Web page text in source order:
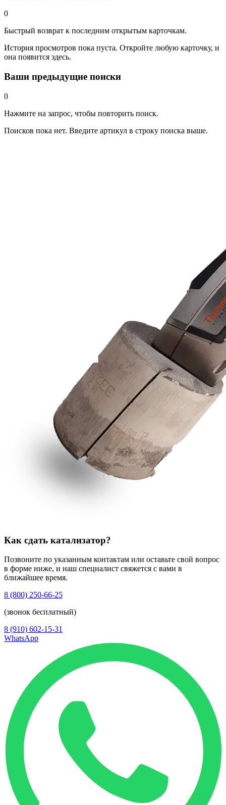
0
Быстрый возврат к последним открытым карточкам.
История просмотров пока пуста. Откройте любую карточку, и
она появится здесь.
Ваши предыдущие поиски
0
Нажмите на запрос, чтобы повторить поиск.
Поисков пока нет. Введите артикул в строку поиска выше.
Как сдать катализатор?
Позвоните по указанным контактам или оставьте свой вопрос
в форме ниже, и наш специалист свяжется с вами в
ближайшее время.
8 (800) 250-66-25
(звонок бесплатный)
8 (910) 602-15-31
WhatsApp